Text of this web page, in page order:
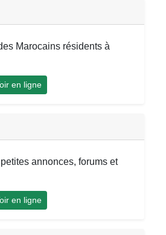
Marocains résidents à
en ligne
annonces, forums et
en ligne